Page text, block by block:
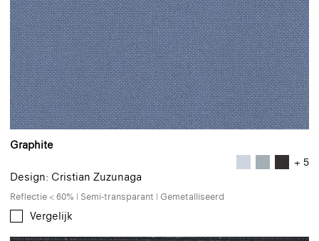
Graphite
+ 5
Design: Cristian Zuzunaga
Reflectie < 60% | Semi-transparant | Gemetalliseerd
Vergelijk